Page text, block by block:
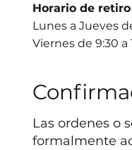
Horario de
Lunes a Jueves
Viernes de 9:30 a
Las ordenes o
formalmente